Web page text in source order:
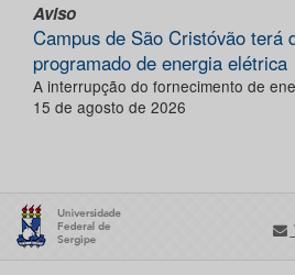
Aviso
Campus de São Cristóvão terá
programado de energia elétrica
A interrupção do fornecimento de
15 de agosto de 2026